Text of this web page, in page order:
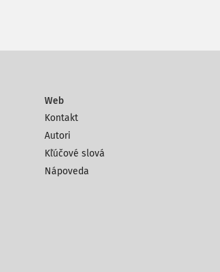
Web
Kontakt
Autori
Kľúčové slová
Nápoveda